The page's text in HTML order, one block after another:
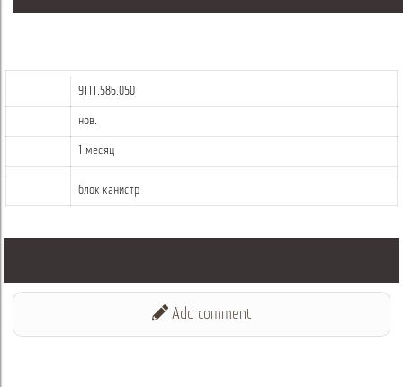
9111.586.050
нов.
1 месяц
блок канистр
Add comment